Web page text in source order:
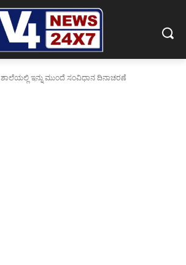
ಶಾಲೆಯಲ್ಲಿ ಇನ್ನು ಮುಂದೆ ಸಂವಿಧಾನ ದಿನಾಚರಣೆ